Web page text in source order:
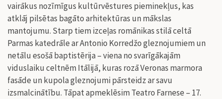
vairākus nozīmīgus kultūrvēstures pieminekļus, kas
atklāj pilsētas bagāto arhitektūras un mākslas
mantojumu. Starp tiem izceļas romānikas stilā celtā
Parmas katedrāle ar Antonio Korredžo gleznojumiem un
netālu esošā baptistērija – viena no svarīgākajām
viduslaiku celtnēm Itālijā, kuras rozā Veronas marmora
fasāde un kupola gleznojumi pārsteidz ar savu
izsmalcinātību. Tāpat apmeklēsim Teatro Farnese – 17.